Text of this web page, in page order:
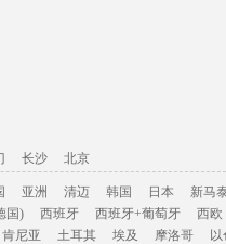
长沙 北京
亚洲 清迈 韩国 日本 新马
国) 西班牙 西班牙+葡萄牙 西欧
肯尼亚 土耳其 埃及 摩洛哥 以